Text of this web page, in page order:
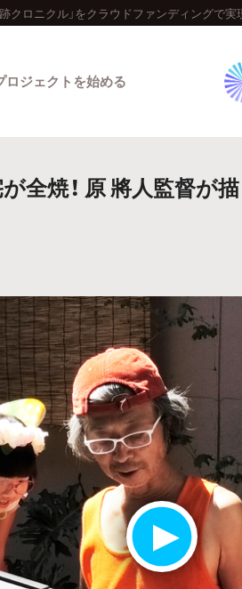
クロニクル」をクラウドファンディングで実
人気のプロジェクト
カテゴリーから探す タグから探す
最新達成
ロジェクトを始める
全焼！ 原 將人監督が